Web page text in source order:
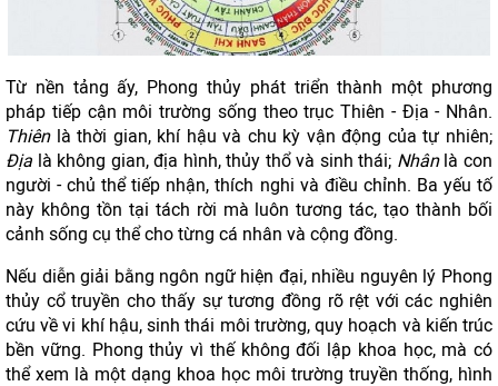
Từ nền tảng ấy, Phong thủy phát triển thành một phương
pháp tiếp cận môi trường sống theo trục Thiên - Địa - Nhân.
Thiênlà thời gian, khí hậu và chu kỳ vận động của tự nhiên;
Địa là không gian, địa hình, thủy thổ và sinh thái; Nhânlà con
người - chủ thể tiếp nhận, thích nghi và điều chỉnh. Ba yếu tố
này không tồn tại tách rời mà luôn tương tác, tạo thành bối
cảnh sống cụ thể cho từng cá nhân và cộng đồng.
Nếu diễn giải bằng ngôn ngữ hiện đại, nhiều nguyên lý Phong
thủy cổ truyền cho thấy sự tương đồng rõ rệt với các nghiên
cứu về vi khí hậu, sinh thái môi trường, quy hoạch và kiến trúc
bền vững. Phong thủy vì thế không đối lập khoa học, mà có
thể xem là một dạng khoa học môi trường truyền thống, hình